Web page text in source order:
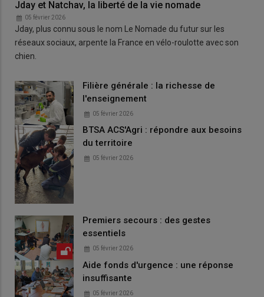
Jday et Natchav, la liberté de la vie nomade
05 février 2026
Jday, plus connu sous le nom Le Nomade du futur sur les
réseaux sociaux, arpente la France en vélo-roulotte avec son
chien.
Filière générale : la richesse de
l'enseignement
05 février 2026
BTSA ACS'Agri : répondre aux besoins
du territoire
05 février 2026
Premiers secours : des gestes
essentiels
05 février 2026
Aide fonds d'urgence : une réponse
insuffisante
05 février 2026